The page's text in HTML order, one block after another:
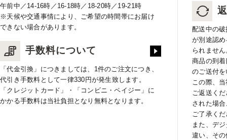
午前中／14-16時／16-18時／18-20時／19-21時
※天候や交通事情により、ご希望の時間帯にお届け
できない場合があります。
手数料について
「代金引換」につきましては、1件のご注文につき、
代引き手数料として一律330円が発生致します。
「クレジットカード」・「コンビニ・ペイジー」に
かかる手数料は当社負担となり無料となります。
配送中の
が別途認
られません
商品の到
のご送付
この際、
ご返送く
された場
ご了承く
また、デ
違い、そ